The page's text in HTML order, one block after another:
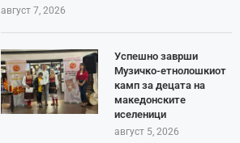
август 7, 2026
Успешно заврши
Музичко-етнолошкиот
камп за децата на
македонските
иселеници
август 5, 2026